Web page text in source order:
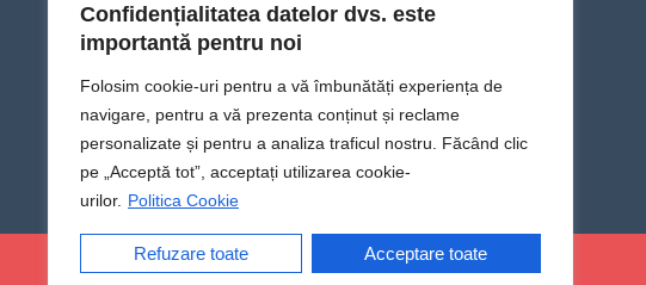
Confidențialitatea datelor dvs. este
importantă pentru noi
Folosim cookie-uri pentru a vă îmbunătăți experiența de
navigare, pentru a vă prezenta conținut și reclame
personalizate și pentru a analiza traficul nostru. Făcând clic
pe „Acceptă tot”, acceptați utilizarea cookie-
urilor. Politica Cookie
Refuzare toate Acceptare toate
@Sens TV | Dă sens omului din tine!